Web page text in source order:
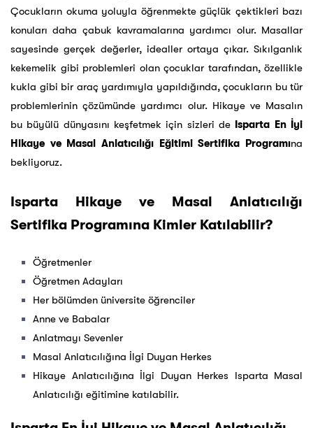
Çocukların okuma yoluyla öğrenmekte güçlük çektikleri bazı
konuları daha çabuk kavramalarına yardımcı olur. Masallar
sayesinde gerçek değerler, idealler ortaya çıkar. Sıkılganlık
kekemelik gibi problemleri olan çocuklar tarafından, özellikle
kukla gibi bir araç yardımıyla yapıldığında, çocukların bu tür
problemlerinin çözümünde yardımcı olur. Hikaye ve Masalın
bu büyülü dünyasını keşfetmek için sizleri de Isparta En İyi
Hikaye ve Masal Anlatıcılığı Eğitimi Sertifika Programına
bekliyoruz.
Isparta Hikaye ve Masal Anlatıcılığı
Sertifika Programına Kimler Katılabilir?
Öğretmenler
Öğretmen Adayları
Her bölümden üniversite öğrenciler
Anne ve Babalar
Anlatmayı Sevenler
Masal Anlatıcılığına İlgi Duyan Herkes
Hikaye Anlatıcılığına İlgi Duyan Herkes Isparta Masal
Anlatıcılığı eğitimine katılabilir.